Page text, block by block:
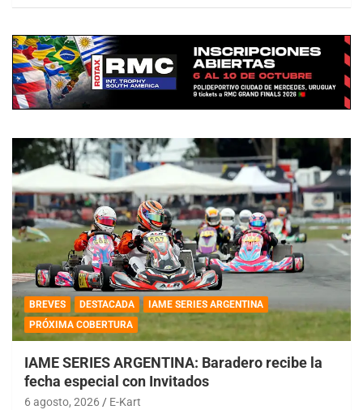
BREVES DESTACADA
IAME SERIES ARGENTINA
PRÓXIMA COBERTURA
IAME SERIES ARGENTINA: Baradero recibe la
fecha especial con Invitados
6 agosto, 2026 E-Kart